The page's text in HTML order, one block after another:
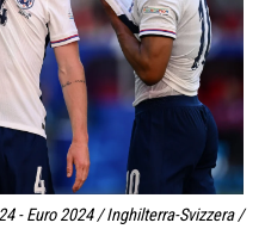
- Euro 2024 / Inghilterra-Svizzera /